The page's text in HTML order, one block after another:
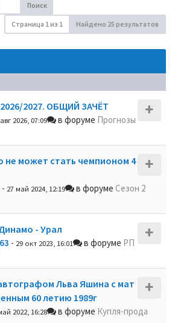
Поиск
Страница 1из 1 Найдено 25 результатов
2027. ОБЩИЙ ЗАЧЁТ
2026, 07:09 в форуме Прогнозы
не может стать чемпионом 4
- 27 май 2024, 12:19 в форуме Сезон 2
- Урал
- 29 окт 2023, 16:01 в форуме РП
Льва Яшина с мат
60 летию 1989г
2022, 16:28 в форуме Купля-прода